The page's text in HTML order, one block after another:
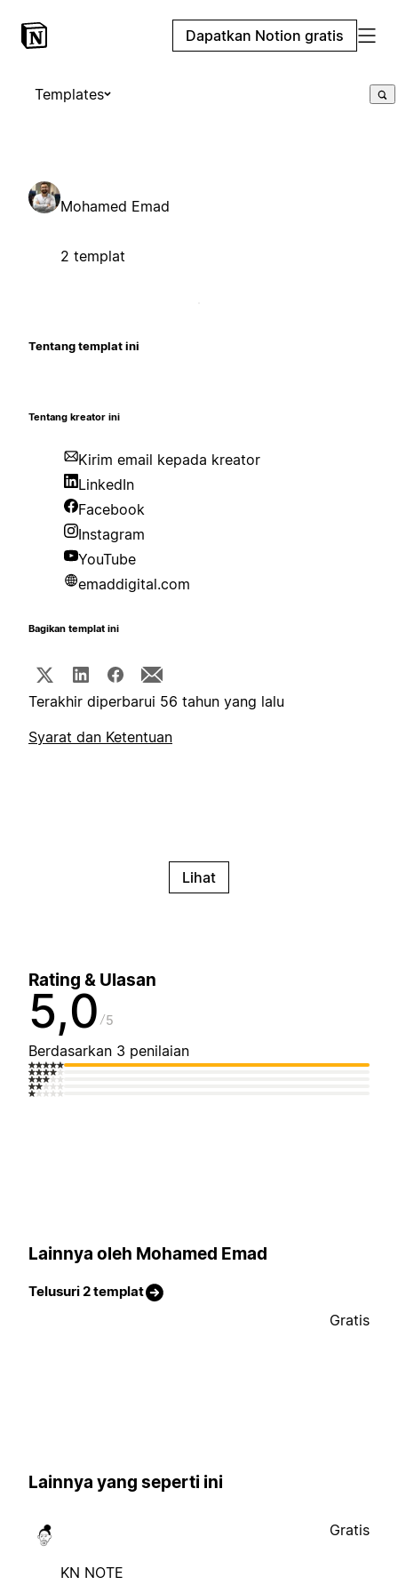
Dapatkan Notion gratis
Templates
Mohamed Emad
2 templat
Tentang templat ini
Tentang kreator ini
Kirim email kepada kreator
LinkedIn
Facebook
Instagram
YouTube
emaddigital.com
Bagikan templat ini
Terakhir diperbarui 56 tahun yang lalu
Syarat dan Ketentuan
Lihat
Rating & Ulasan
5,0 5
Berdasarkan 3 penilaian
Lainnya oleh Mohamed Emad
Telusuri 2 templat
Gratis
Lainnya yang seperti ini
KN NOTE
Gratis